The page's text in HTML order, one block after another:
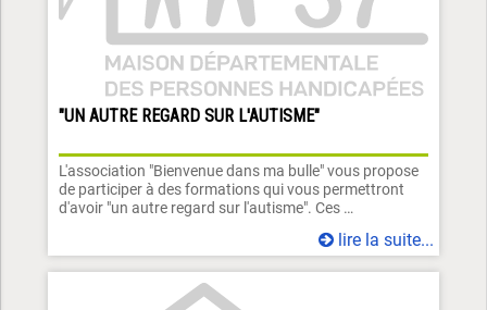
"UN AUTRE REGARD SUR L'AUTISME"
L'association "Bienvenue dans ma bulle" vous propose
de participer à des formations qui vous permettront
d'avoir "un autre regard sur l'autisme". Ces …
lire la suite...